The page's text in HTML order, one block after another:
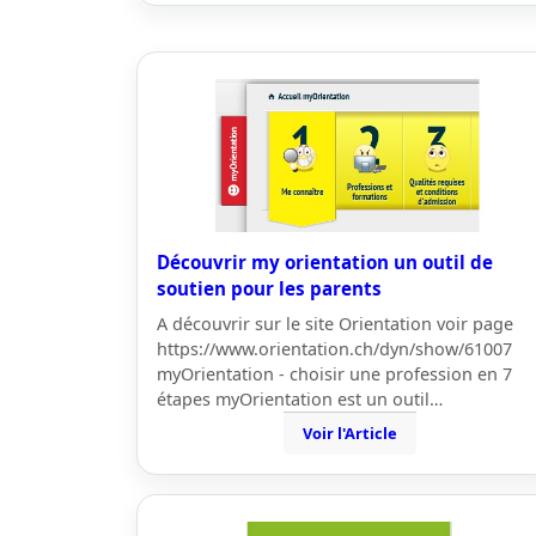
Découvrir my orientation un outil de
soutien pour les parents
A découvrir sur le site Orientation voir page
https://www.orientation.ch/dyn/show/61007
myOrientation - choisir une profession en 7
étapes myOrientation est un outil…
Voir l'Article